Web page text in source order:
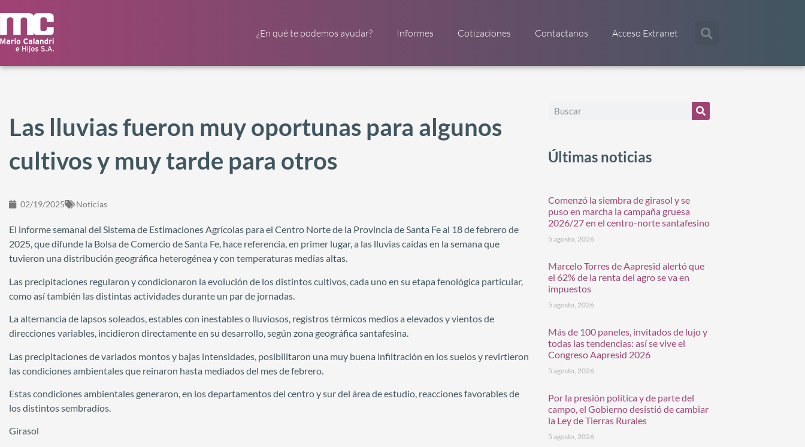
¿En qué te podemos ayudar? Informes Cotizaciones Contactanos Acceso Extranet
Las lluvias fueron muy oportunas para algunos
cultivos y muy tarde para otros
02/19/2025 Noticias
El informe semanal del Sistema de Estimaciones Agrícolas para el Centro Norte de la Provincia de Santa Fe al 18 de febrero de
2025, que difunde la Bolsa de Comercio de Santa Fe, hace referencia, en primer lugar, a las lluvias caídas en la semana que
tuvieron una distribución geográfica heterogénea y con temperaturas medias altas.
Las precipitaciones regularon y condicionaron la evolución de los distintos cultivos, cada uno en su etapa fenológica particular,
como así también las distintas actividades durante un par de jornadas.
La alternancia de lapsos soleados, estables con inestables o lluviosos, registros térmicos medios a elevados y vientos de
direcciones variables, incidieron directamente en su desarrollo, según zona geográfica santafesina.
Las precipitaciones de variados montos y bajas intensidades, posibilitaron una muy buena infiltración en los suelos y revirtieron
las condiciones ambientales que reinaron hasta mediados del mes de febrero.
Estas condiciones ambientales generaron, en los departamentos del centro y sur del área de estudio, reacciones favorables de
los distintos sembradíos.
Girasol
Últimas noticias
Comenzó la siembra de girasol y se
puso en marcha la campaña gruesa
2026/27 en el centro-norte santafesino
5 agosto, 2026
Marcelo Torres de Aapresid alertó que
el 62% de la renta del agro se va en
impuestos
5 agosto, 2026
Más de 100 paneles, invitados de lujo y
todas las tendencias: así se vive el
Congreso Aapresid 2026
5 agosto, 2026
Por la presión política y de parte del
campo, el Gobierno desistió de cambiar
la Ley de Tierras Rurales
5 agosto, 2026